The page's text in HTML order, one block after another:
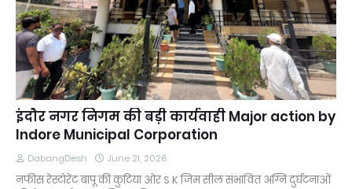
इंदौर नगर निगम की बड़ी कार्यवाही Major action by
Indore Municipal Corporation
DabangDesh June 21, 2026
नफीस रेस्टोरेंट बापू की कुटिया ओर S K जिम सील संभावित अग्नि दुर्घटनाओं